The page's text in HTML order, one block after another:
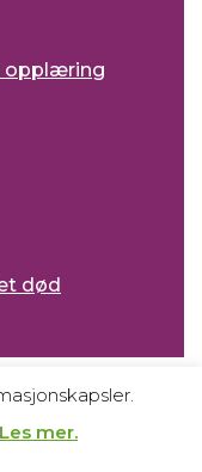
opplæring
død
Les mer.